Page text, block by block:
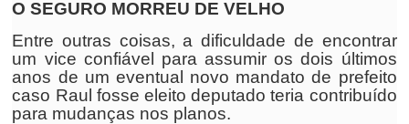
O SEGURO MORREU DE VELHO
Entre outras coisas, a dificuldade de encontrar
um vice confiável para assumir os dois últimos
anos de um eventual novo mandato de prefeito
caso Raul fosse eleito deputado teria contribuído
para mudanças nos planos.